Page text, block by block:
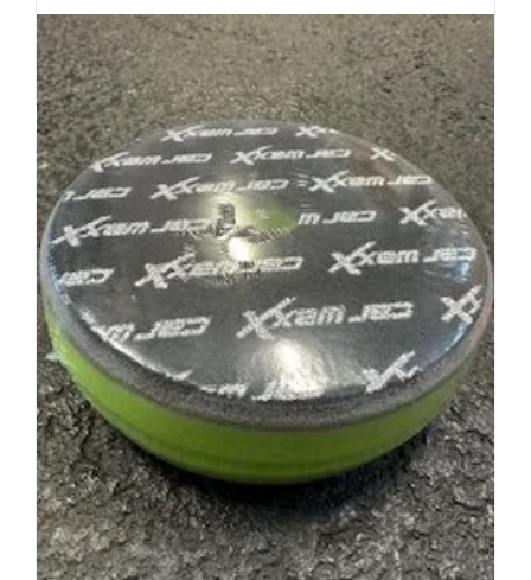
zzgl. Versandkosten
In den Warenkorb Details
Carwaxx Polierpad Trapez